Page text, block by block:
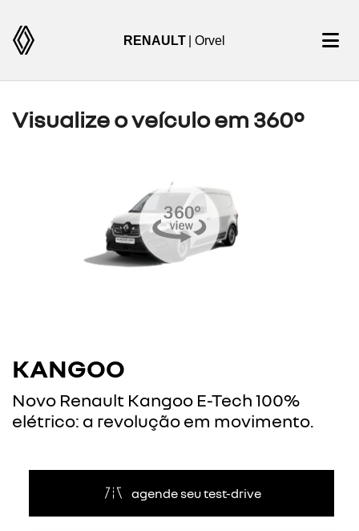
RENAULT | Orvel
Visualize o veículo em 360°
KANGOO
Novo Renault Kangoo E-Tech 100%
elétrico: a revolução em movimento.
agende seu test-drive